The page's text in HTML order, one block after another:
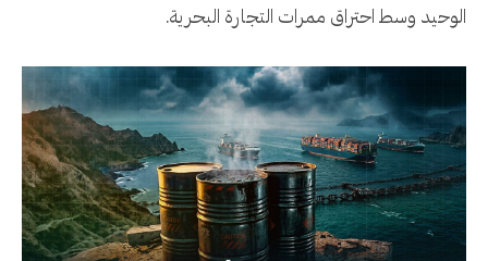
الوحيد وسط احتراق ممرات التجارة البحرية.